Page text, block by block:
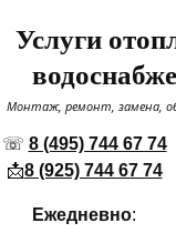
Услуги
Монтаж, ремонт, замена,
☏ 8 (495) 744 67 74
📩8 (925) 744 67 74
Ежедневно: